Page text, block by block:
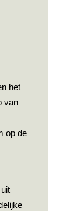
het
van
op de